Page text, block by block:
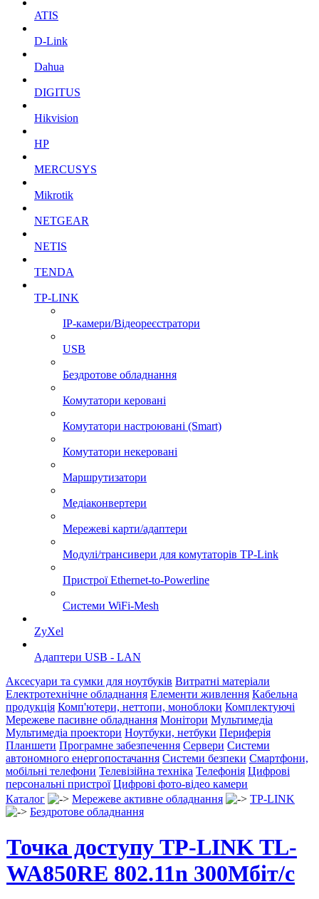
ATIS
D-Link
Dahua
DIGITUS
Hikvision
HP
MERCUSYS
Mikrotik
NETGEAR
NETIS
TENDA
TP-LINK
IP-камери/Відеореєстратори
USB
Бездротове обладнання
Комутатори керовані
Комутатори настроювані (Smart)
Комутатори некеровані
Маршрутизатори
Медіаконвертери
Мережеві карти/адаптери
Модулі/трансивери для комутаторів TP-Link
Пристрої Ethernet-to-Powerline
Системи WiFi-Mesh
ZyXel
Адаптери USB - LAN
Аксесуари та сумки для ноутбуків Витратні матеріали
Електротехнічне обладнання Елементи живлення Кабельна
продукція Комп'ютери, неттопи, моноблоки Комплектуючі
Мережеве пасивне обладнання Монітори Мультимедіа
Мультимедіа проектори Ноутбуки, нетбуки Периферія
Планшети Програмне забезпечення Сервери Системи
автономного енергопостачання Системи безпеки Смартфони,
мобільні телефони Телевізійна техніка Телефонія Цифрові
персональні пристрої Цифрові фото-відео камери
Каталог
Мережеве активне обладнання
TP-LINK
Бездротове обладнання
Точка доступу TP-LINK TL-
WA850RE 802.11n 300Мбіт/с